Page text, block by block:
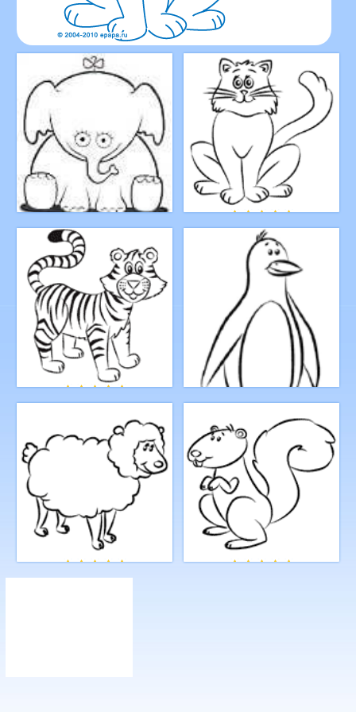
Как рисовать мультяшного
слона
Как нарисовать кошку
Как нарисовать тигра
Как нарисовать пингвина
Как нарисовать овечку